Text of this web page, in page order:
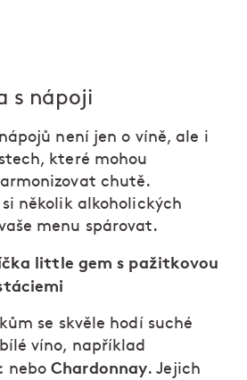
s nápoji
není jen o víně, ale i
které mohou
chutě.
několik alkoholických
menu spárovat.
little gem s pažitkovou
se skvěle hodí suché
víno, například
neboChardonnay. Jejich